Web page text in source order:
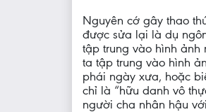
Nguyên cớ gây thao
được sửa lại là dụ
tập trung vào hình
ta tập trung vào hình
phái ngày xưa, hoặc
chỉ là “hữu danh vô
người cha nhân hậu